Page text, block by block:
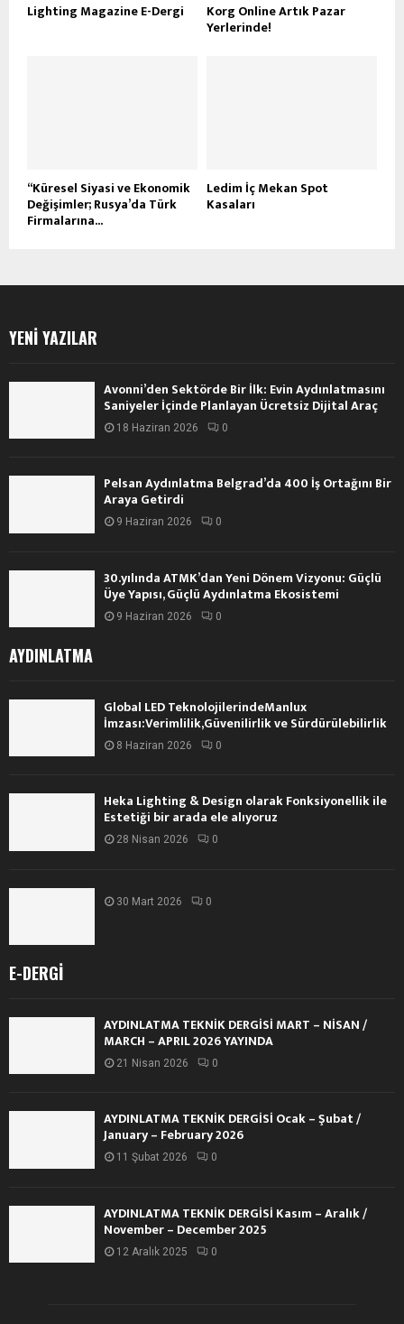
Lighting Magazine E-Dergi Korg Online Artık Pazar
Yerlerinde!
“Küresel Siyasi ve Ekonomik
Değişimler; Rusya’da Türk
Firmalarına...
Ledim İç Mekan Spot
Kasaları
YENI YAZILAR
Avonni’den Sektörde Bir İlk: Evin Aydınlatmasını
Saniyeler İçinde Planlayan Ücretsiz Dijital Araç
18 Haziran 2026 0
Pelsan Aydınlatma Belgrad’da 400 İş Ortağını Bir
Araya Getirdi
9 Haziran 2026 0
30.yılında ATMK’dan Yeni Dönem Vizyonu: Güçlü
Üye Yapısı, Güçlü Aydınlatma Ekosistemi
9 Haziran 2026 0
AYDINLATMA
Global LED TeknolojilerindeManlux
İmzası:Verimlilik,Güvenilirlik ve Sürdürülebilirlik
8 Haziran 2026 0
Heka Lighting & Design olarak Fonksiyonellik ile
Estetiği bir arada ele alıyoruz
28 Nisan 2026 0
30 Mart 2026 0
E-DERGI
AYDINLATMA TEKNİK DERGİSİ MART – NİSAN /
MARCH – APRIL 2026 YAYINDA
21 Nisan 2026 0
AYDINLATMA TEKNİK DERGİSİ Ocak – Şubat /
January – February 2026
11 Şubat 2026 0
AYDINLATMA TEKNİK DERGİSİ Kasım – Aralık /
November – December 2025
12 Aralık 2025 0